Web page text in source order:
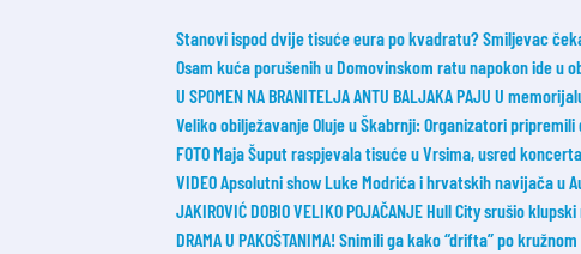
Stanovi ispod dvije tisuće eura po kvadratu? Smiljevac
Osam kuća porušenih u Domovinskom ratu napokon ide u
U SPOMEN NA BRANITELJA ANTU BALJAKA PAJU U
Veliko obilježavanje Oluje u Škabrnji: Organizatori
FOTO Maja Šuput raspjevala tisuće u Vrsima, usred
VIDEO Apsolutni show Luke Modrića i hrvatskih navijača u
JAKIROVIĆ DOBIO VELIKO POJAČANJE Hull City srušio
DRAMA U PAKOŠTANIMA! Snimili ga kako “drifta” po